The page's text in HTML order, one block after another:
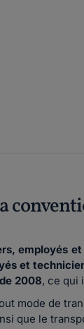
employés
et
2008, ce qui
mode de
que le